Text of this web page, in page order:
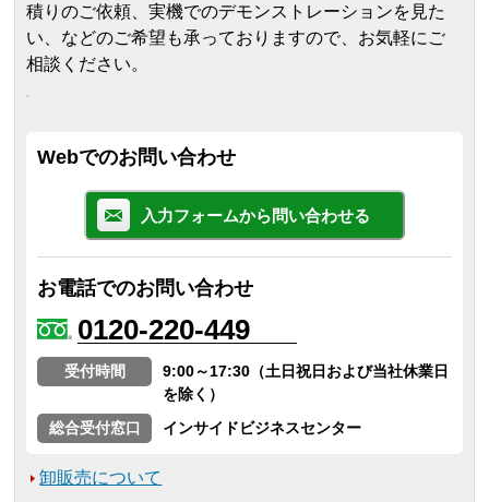
積りのご依頼、実機でのデモンストレーションを見た
い、などのご希望も承っておりますので、お気軽にご
相談ください。
Webでのお問い合わせ
入力フォームから問い合わせる
お電話でのお問い合わせ
0120-220-449
受付時間
9:00～17:30（土日祝日および当社休業日
を除く）
総合受付窓口
インサイドビジネスセンター
卸販売について